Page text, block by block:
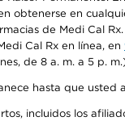
en
de Medi Cal
Cal Rx en línea, en
de 8 a. m. a 5 p.
hasta que
incluidos los